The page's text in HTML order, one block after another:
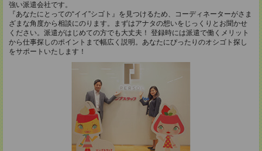
強い派遣会社です。
『あなたにとっての“イイ”シゴト』を見つけるため、コーディネーターがさま
ざまな角度から相談にのります。まずはアナタの想いをじっくりとお聞かせ
ください。派遣がはじめての方でも大丈夫！ 登録時には派遣で働くメリット
から仕事探しのポイントまで幅広く説明。あなたにぴったりのオシゴト探し
をサポートいたします！